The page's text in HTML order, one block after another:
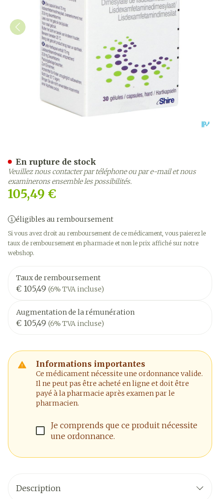
105,49 €
éligibles au remboursement
Si vous avez droit au remboursement de ce médicament, vous paierez le
taux de remboursement en pharmacie et non le prix affiché sur notre
webshop.
Taux de remboursement
€ 105,49 (6% TVA incluse)
Augmentation de la rémunération
€ 105,49 (6% TVA incluse)
Informations importantes
Ce médicament nécessite une ordonnance valide.
Il ne peut pas être acheté en ligne et doit être
payé à la pharmacie après examen par le
pharmacien.
Je comprends que ce produit nécessite
une ordonnance.
En rupture de stock
Veuillez nous contacter par téléphone ou par e-mail et nous
examinerons ensemble les possibilités.
Description